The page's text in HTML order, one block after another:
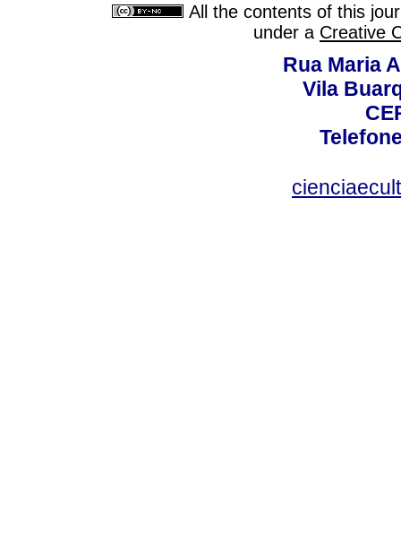
All the contents of this
under a Creative
Rua Maria
Vila